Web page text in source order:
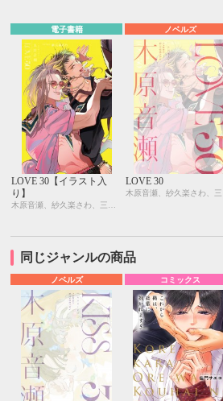
電子書籍
LOVE 30【イラスト入
り】
ノベルズ
LOVE 30
同じジャンルの商品
ノベルズ コミックス